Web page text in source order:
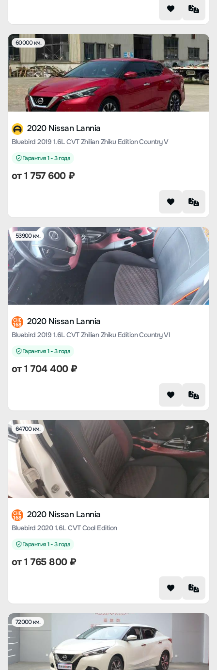
60000 км.
2020 Nissan Lannia
Bluebird 2019 1.6L CVT Zhilian Zhiku Edition Country V
Гарантия 1 - 3 года
от1 757 600₽
53900 км.
CHE
168 2020 Nissan Lannia
Bluebird 2019 1.6L CVT Zhilian Zhiku Edition Country VI
Гарантия 1 - 3 года
от1 704 400₽
64700 км.
CHE
168 2020 Nissan Lannia
Bluebird 2020 1.6L CVT Cool Edition
Гарантия 1 - 3 года
от1 765 800₽
72000 км.